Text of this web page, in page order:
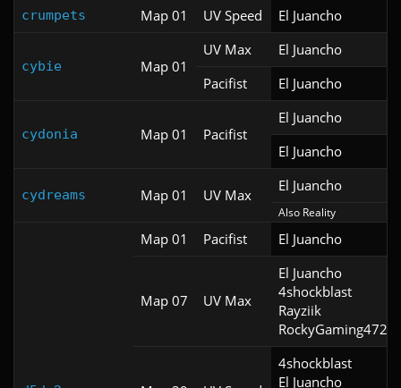
crumpets Map 01 UV Speed El Juancho
cybie Map 01
UV Max
El Juancho
Pacifist
El Juancho
cydonia Map 01 Pacifist
El Juancho
El Juancho
cydreams Map 01 UV Max
El Juancho
Also Reality
Map 01 Pacifist El Juancho
Map 07 UV Max
El Juancho
4shockblast
Rayziik
RockyGaming4725
4shockblast
El Juancho